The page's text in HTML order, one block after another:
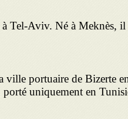
à Tel-Aviv. Né à Meknès, il
ville portuaire de Bizerte
uniquement en